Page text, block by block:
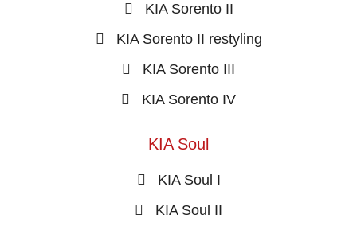
KIA Sorento II
KIA Sorento II restyling
KIA Sorento III
KIA Sorento IV
KIA Soul
KIA Soul I
KIA Soul II